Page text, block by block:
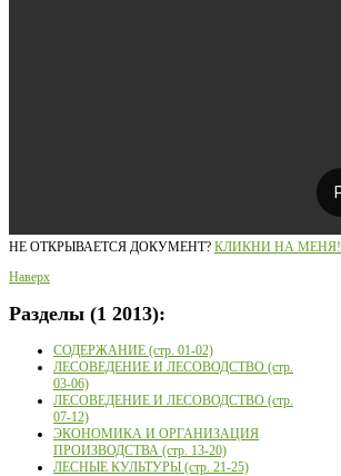
НЕ ОТКРЫВАЕТСЯ ДОКУМЕНТ? КЛИКНИ НА МЕНЯ!
Наверх
Разделы (1 2013):
СОДЕРЖАНИЕ (стр. 01-02)
ЛЕСОВЕДЕНИЕ И ЛЕСОВОДСТВО (стр.
03-06)
ЛЕСОВЕДЕНИЕ И ЛЕСОВОДСТВО (стр.
07-12)
ЭКОНОМИКА И ОРГАНИЗАЦИЯ
ПРОИЗВОДСТВА (стр. 13-20)
ЛЕСНЫЕ КУЛЬТУРЫ (стр. 21-25)